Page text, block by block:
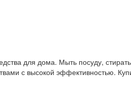
для дома. Мыть посуду,
с высокой эффективностью.